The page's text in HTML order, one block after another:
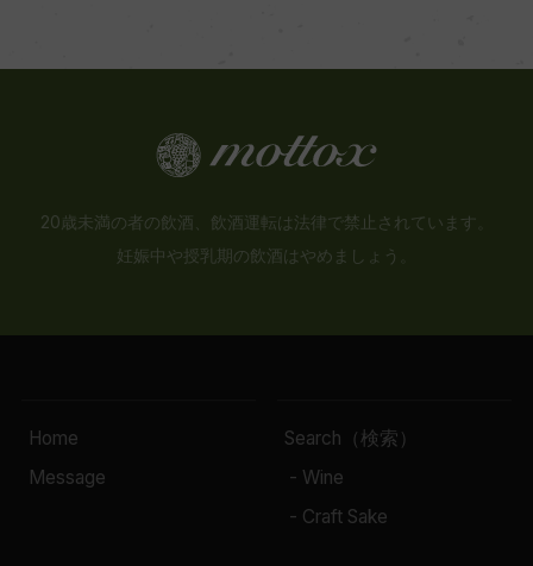
20歳未満の者の飲酒、飲酒運転は法律で禁止されています。
妊娠中や授乳期の飲酒はやめましょう。
Home
Message
Search（検索）
- Wine
- Craft Sake